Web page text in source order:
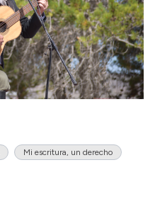
Mi escritura, un derecho